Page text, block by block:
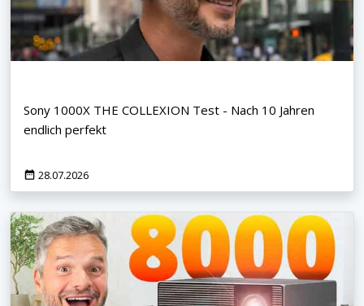
Sony 1000X THE COLLEXION Test - Nach 10 Jahren
endlich perfekt
28.07.2026